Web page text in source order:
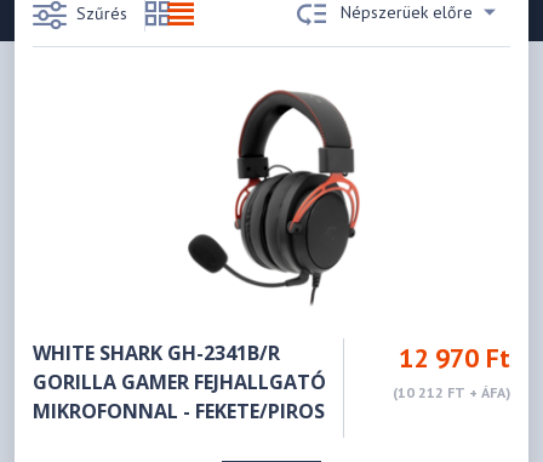
Szűrés Népszerüek előre
WHITE SHARK GH-2341B/R
GORILLA GAMER FEJHALLGATÓ
MIKROFONNAL - FEKETE/PIROS
12 970 Ft
(10 212 FT + ÁFA)